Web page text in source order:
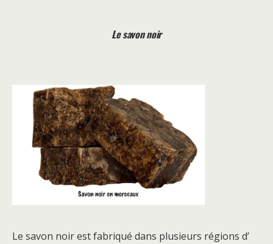
Le savon noir
Le savon noir est fabriqué dans plusieurs régions d’